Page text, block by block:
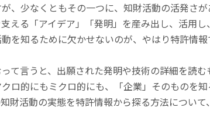
、少なくともその一つに、知財活動の活発さ
える「アイデア」「発明」を産み出し、活用
を知るために欠かせないのが、やはり特許情報
て言うと、出願された発明や技術の詳細を読
ロ的にもミクロ的にも、「企業」そのものを
財活動の実態を特許情報から探る方法について